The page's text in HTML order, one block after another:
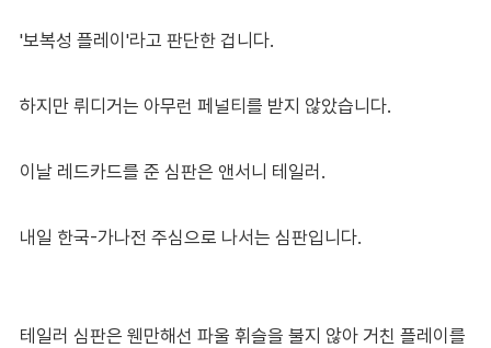
'보복성 플레이'라고 판단한 겁니다.
하지만 뤼디거는 아무런 페널티를 받지 않았습니다.
이날 레드카드를 준 심판은 앤서니 테일러.
내일 한국-가나전 주심으로 나서는 심판입니다.
테일러 심판은 웬만해선 파울 휘슬을 불지 않아 거친 플레이를